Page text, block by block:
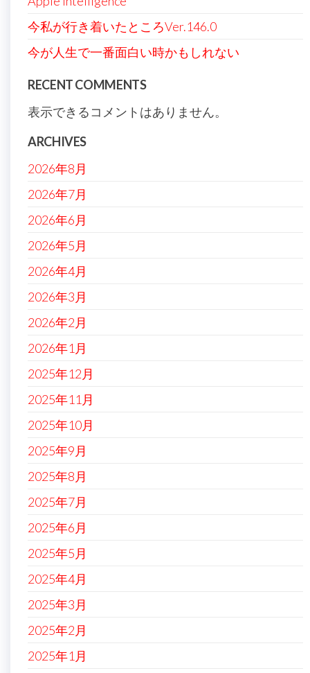
今私が行き着いたところVer.146.0
今が人生で一番面白い時かもしれない
RECENT COMMENTS
表示できるコメントはありません。
ARCHIVES
2026年8月
2026年7月
2026年6月
2026年5月
2026年4月
2026年3月
2026年2月
2026年1月
2025年12月
2025年11月
2025年10月
2025年9月
2025年8月
2025年7月
2025年6月
2025年5月
2025年4月
2025年3月
2025年2月
2025年1月